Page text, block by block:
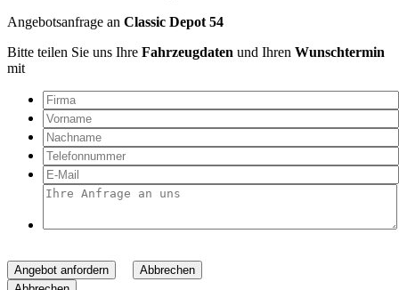
Angebotsanfrage an Classic Depot 54
Bitte teilen Sie uns Ihre Fahrzeugdaten und Ihren Wunschtermin
mit
Angebot anfordern
Abbrechen